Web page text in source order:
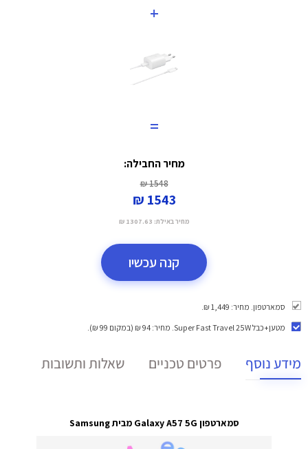
+
=
מחיר החבילה:
1548 ₪
1543 ₪
מחיר באילת: 1307.63 ₪
קנה עכשיו
סמארטפון. מחיר: 1,449 ₪.
מטען+כבל Super Fast Travel 25W
. מחיר: 94 ₪ (במקום 99 ₪).
מידע נוסף פרטים טכניים שאלות ותשובות
סמארטפון Galaxy A57 5G מבית Samsung